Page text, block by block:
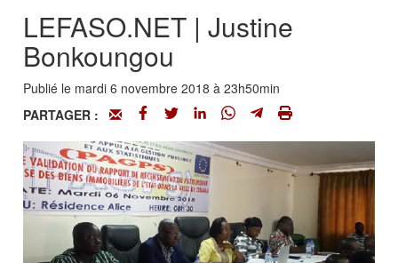
LEFASO.NET | Justine
Bonkoungou
Publié le mardi 6 novembre 2018 à 23h50min
PARTAGER :